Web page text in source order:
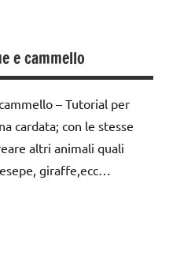
e cammello
– Tutorial per
cardata; con le stesse
altri animali quali
giraffe,ecc…